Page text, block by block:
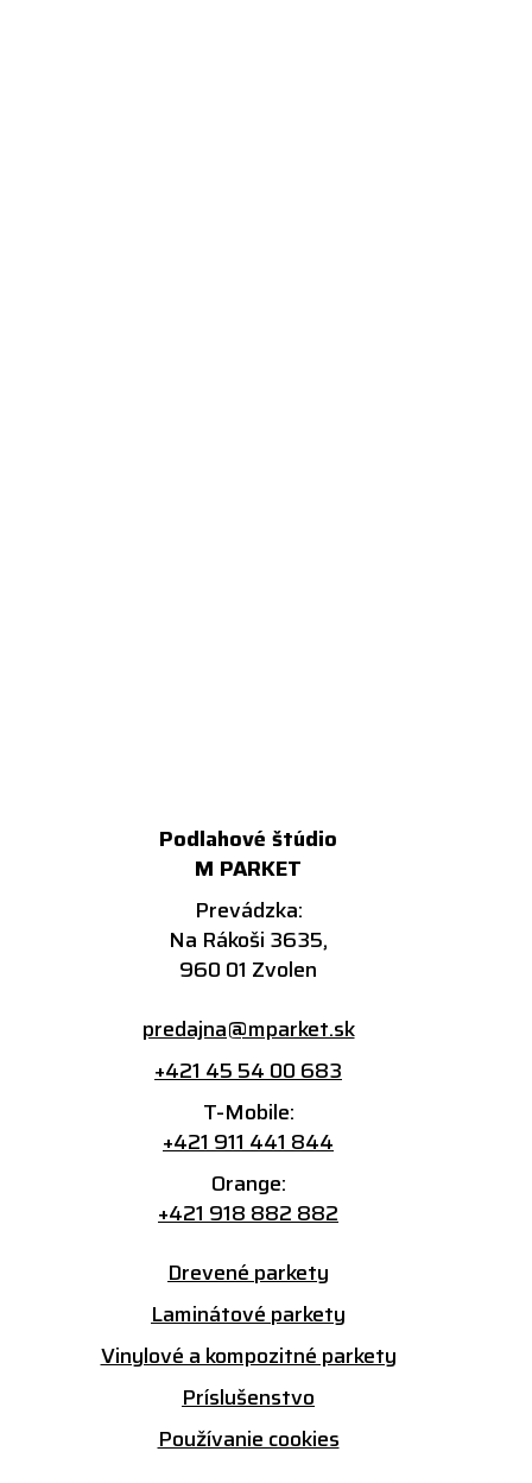
Podlahové štúdio
M PARKET
Prevádzka:
Na Rákoši 3635,
960 01 Zvolen
predajna@mparket.sk
+421 45 54 00 683
T-Mobile:
+421 911 441 844
Orange:
+421 918 882 882
Drevené parkety
Laminátové parkety
Vinylové a kompozitné parkety
Príslušenstvo
Používanie cookies